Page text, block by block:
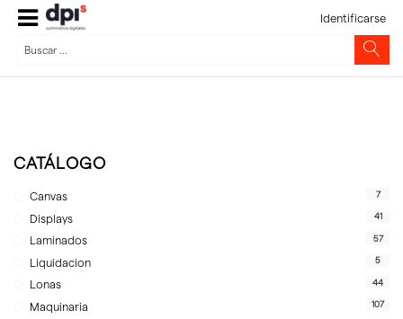
Identificarse
CATÁLOGO
Canvas 7
Displays 41
Laminados 57
Liquidacion 5
Lonas 44
Maquinaria 107